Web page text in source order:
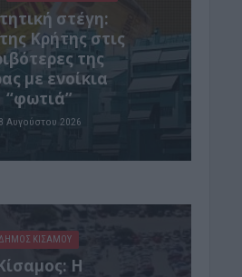
στέγη:
Κρήτης στις
της
με ενοίκια
“φωτιά”
8 Αυγούστου 2026
ΚΙΣΆΜΟΥ
Η